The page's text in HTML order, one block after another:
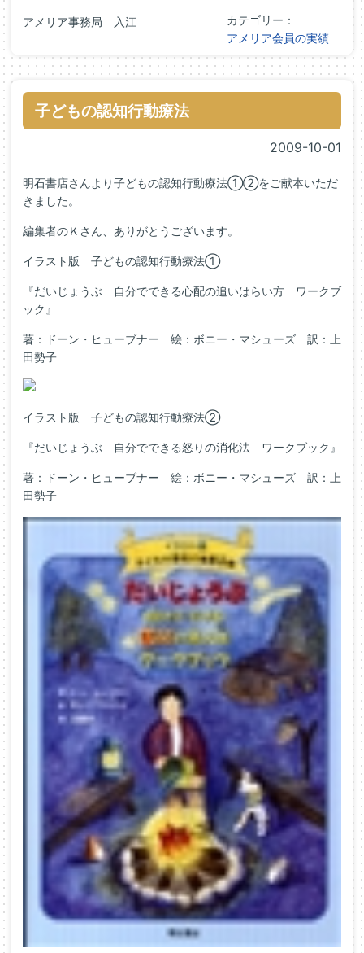
アメリア事務局 入江
カテゴリー：
アメリア会員の実績
子どもの認知行動療法
2009-10-01
明石書店さんより子どもの認知行動療法①②をご献本いただ
きました。
編集者のＫさん、ありがとうございます。
イラスト版 子どもの認知行動療法①
『だいじょうぶ 自分でできる心配の追いはらい方 ワークブ
ック』
著：ドーン・ヒューブナー 絵：ボニー・マシューズ 訳：上
田勢子
イラスト版 子どもの認知行動療法②
『だいじょうぶ 自分でできる怒りの消化法 ワークブック』
著：ドーン・ヒューブナー 絵：ボニー・マシューズ 訳：上
田勢子